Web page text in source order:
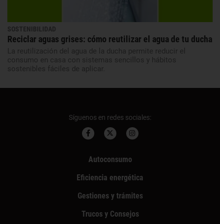
SOSTENIBILIDAD
Reciclar aguas grises: cómo reutilizar el agua de tu ducha
La reutilización del agua de la ducha permite reducir el
consumo en casa con sistemas sencillos y hábitos
sostenibles fáciles de aplicar.
Síguenos en redes sociales:
Autoconsumo
Eficiencia energética
Gestiones y trámites
Trucos y Consejos